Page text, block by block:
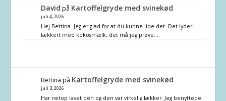
David på Kartoffelgryde med svinekød
juli 4, 2026
Hej Bettina. Jeg er glad for at du kunne lide det. Det lyder
lækkert med kokosmælk, det må jeg prøve.…
Bettina på Kartoffelgryde med svinekød
juli 3, 2026
Har netop lavet den og den var virkelig lækker. Jeg benyttede